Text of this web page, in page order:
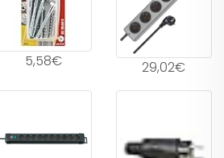
5,58€ 29,02€